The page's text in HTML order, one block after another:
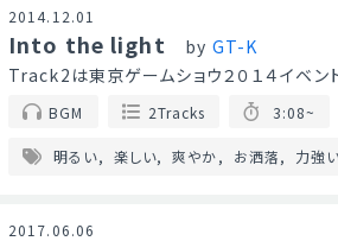
2014.12.01
Into the light by GT-K
Track2は東京ゲームショウ２０１４イベ
BGM 2Tracks 3:08~
明るい 楽しい 爽やか お洒落 力強
2017.06.06